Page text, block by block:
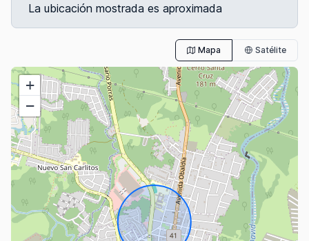
La ubicación mostrada es aproximada
Mapa Satélite
+
−